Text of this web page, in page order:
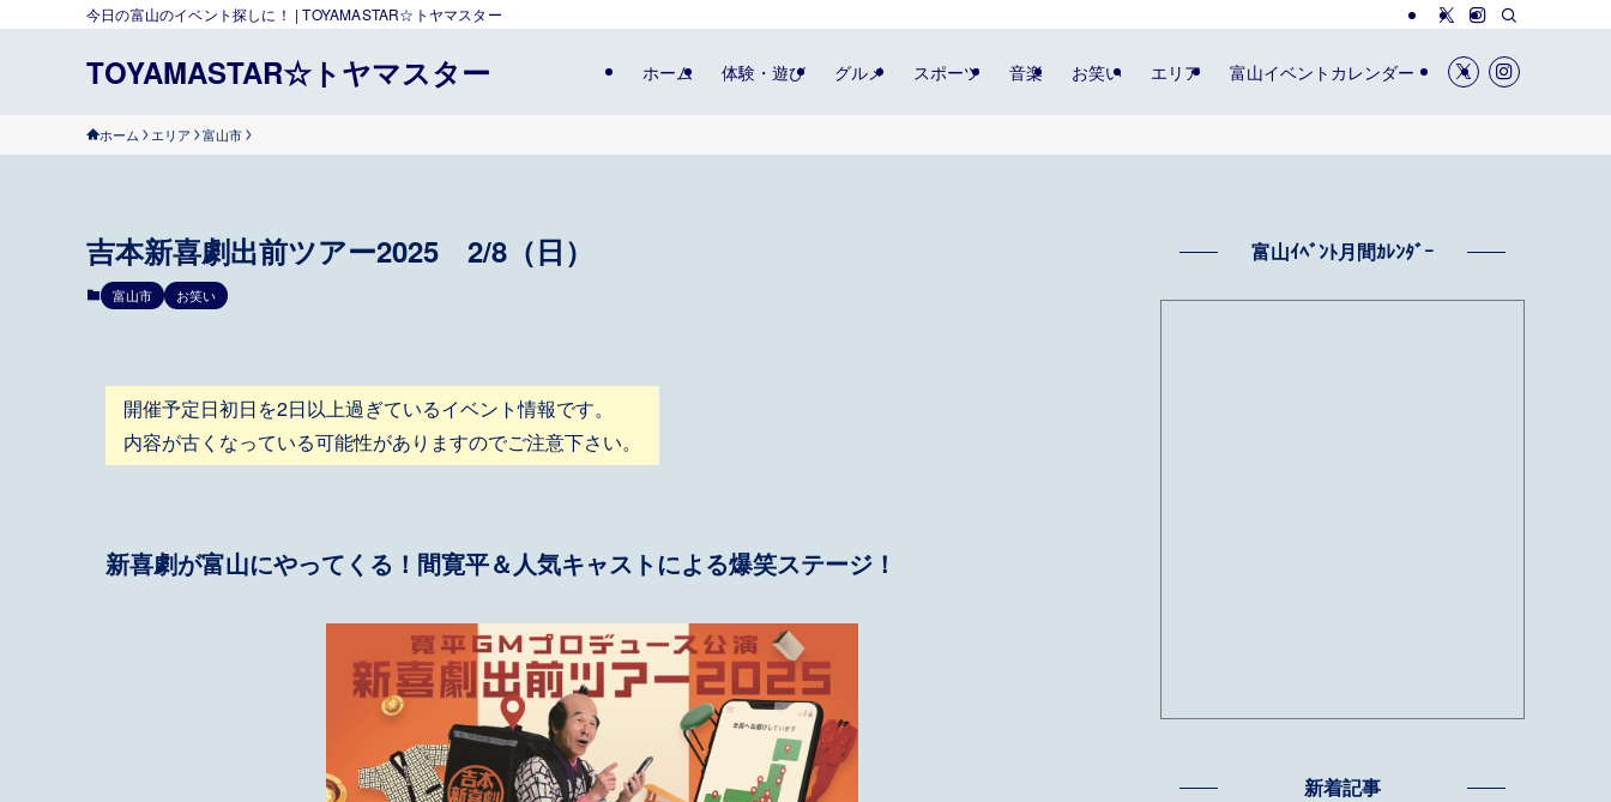
今日の富山のイベント探しに！ | TOYAMASTAR☆トヤマスター
TOYAMASTAR☆トヤマスター ホーム 体験・遊び グルメ スポーツ 音楽 お笑い エリア 富山イベントカレンダー
ホーム エリア 富山市
吉本新喜劇出前ツアー2025 2/8（日）
富山市 お笑い
開催予定日初日を2日以上過ぎているイベント情報です。
内容が古くなっている可能性がありますのでご注意下さい。
新喜劇が富山にやってくる！間寛平＆人気キャストによる爆笑ステージ！
富山ｲﾍﾞﾝﾄ月間ｶﾚﾝﾀﾞｰ
新着記事